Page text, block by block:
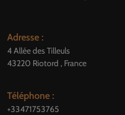
Adresse :
4 Allée des Tilleuls
43220 Riotord , France
Téléphone :
+33471753765